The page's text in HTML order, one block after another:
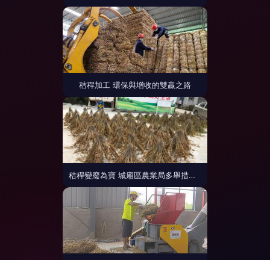
秸稈加工 環保與增收的雙贏之路
秸稈變廢為寶 城廂區農業局多舉措推廣回收再利用技術